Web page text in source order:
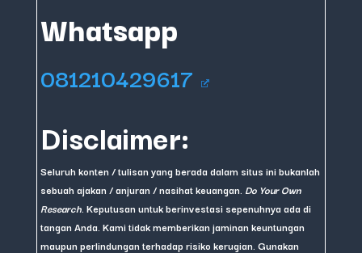
Whatsapp
081210429617
Disclaimer:
Seluruh konten / tulisan yang berada dalam situs ini bukanlah
sebuah ajakan / anjuran / nasihat keuangan. Do Your Own
Research . Keputusan untuk berinvestasi sepenuhnya ada di
tangan Anda. Kami tidak memberikan jaminan keuntungan
maupun perlindungan terhadap risiko kerugian. Gunakan